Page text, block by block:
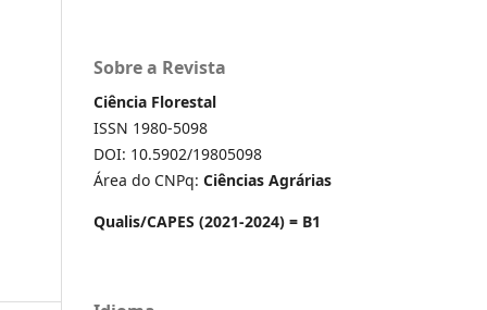
Sobre a Revista
Ciência Florestal
ISSN 1980-5098
DOI: 10.5902/19805098
Área do CNPq: Ciências Agrárias
Qualis/CAPES (2021-2024) = B1